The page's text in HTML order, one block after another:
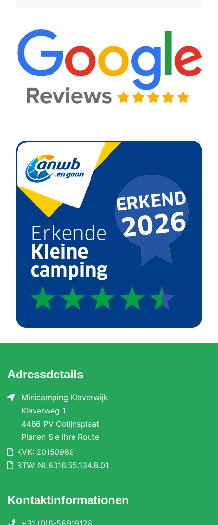
Adressdetails
Minicamping Klaverwijk
Klaverweg 1
4486 PV Colijnsplaat
Planen Sie Ihre Route
KVK: 20150969
BTW: NL8016.55.134.B.01
Kontaktinformationen
+31 (0)6-58919128